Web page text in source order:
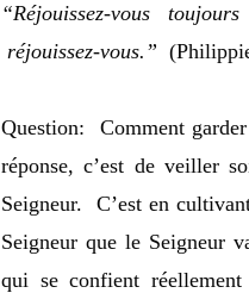
“Réjouissez-vous
réjouissez-vous.”
Question: Comment
réponse, c’est de veiller
Seigneur. C’est en
Seigneur que le Seigneur
qui se confient